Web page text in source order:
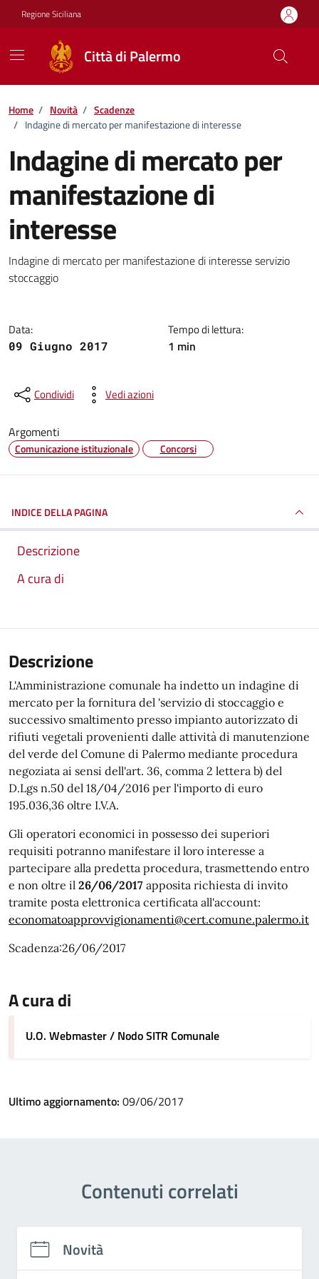
Vai ai contenuti
Vai al footer
Regione Siciliana
Città di Palermo
Home / Novità / Scadenze
/ Indagine di mercato per manifestazione di interesse
Indagine di mercato per
manifestazione di
interesse
Dettagli della notizia
Indagine di mercato per manifestazione di interesse servizio
stoccaggio
Data:
09 Giugno 2017
Tempo di lettura:
1 min
Condividi Vedi azioni
Argomenti
Comunicazione istituzionale Concorsi
INDICE DELLA PAGINA
Descrizione
A cura di
Descrizione
L'Amministrazione comunale ha indetto un indagine di
mercato per la fornitura del 'servizio di stoccaggio e
successivo smaltimento presso impianto autorizzato di
rifiuti vegetali provenienti dalle attività di manutenzione
del verde del Comune di Palermo mediante procedura
negoziata ai sensi dell'art. 36, comma 2 lettera b) del
D.Lgs n.50 del 18/04/2016 per l'importo di euro
195.036,36 oltre I.V.A.
Gli operatori economici in possesso dei superiori
requisiti potranno manifestare il loro interesse a
partecipare alla predetta procedura, trasmettendo entro
e non oltre il 26/06/2017 apposita richiesta di invito
tramite posta elettronica certificata all'account:
economatoapprovvigionamenti@cert.comune.palermo.it
Scadenza:26/06/2017
A cura di
U.O. Webmaster / Nodo SITR Comunale
Ultimo aggiornamento: 09/06/2017
Contenuti correlati
Novità